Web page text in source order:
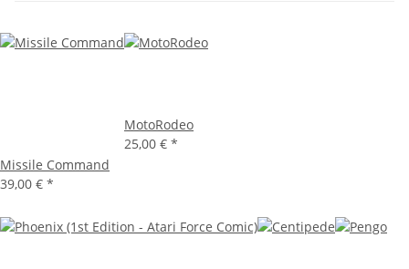
Missile Command
39,00 € *
MotoRodeo
25,00 € *